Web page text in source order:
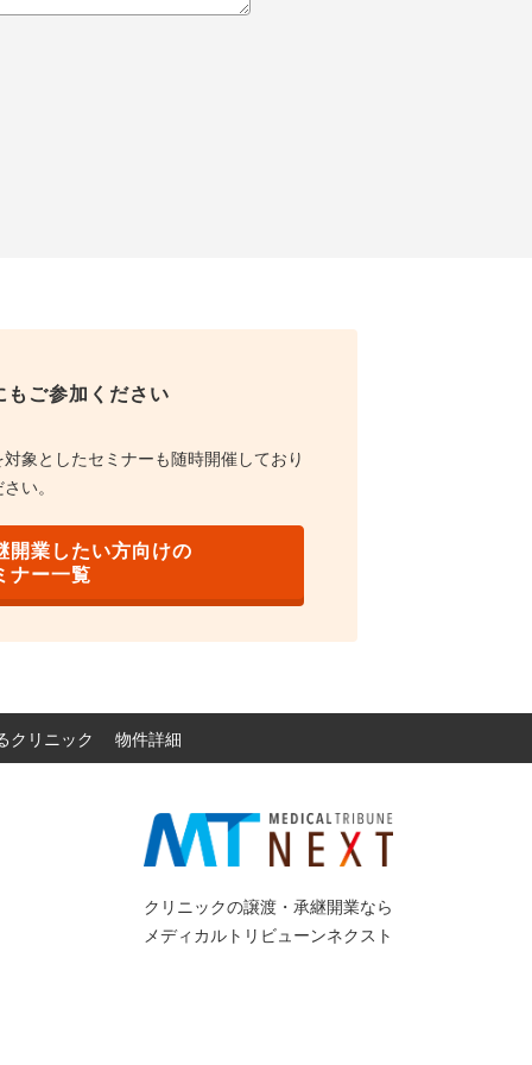
ご参加ください
象としたセミナーも随時開催しており
い。
開業したい方向けの
ナー一覧
クリニック 物件詳細
クリニックの譲渡・承継開業なら
メディカルトリビューンネクスト